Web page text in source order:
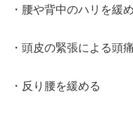
・腰や背中のハリを緩
・頭皮の緊張による頭
・反り腰を緩める